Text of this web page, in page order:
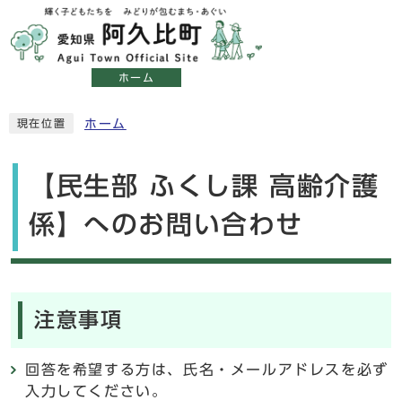
ホーム
現在位置 ホーム
【民生部 ふくし課 高齢介護
係】へのお問い合わせ
注意事項
回答を希望する方は、氏名・メールアドレスを必ず
入力してください。